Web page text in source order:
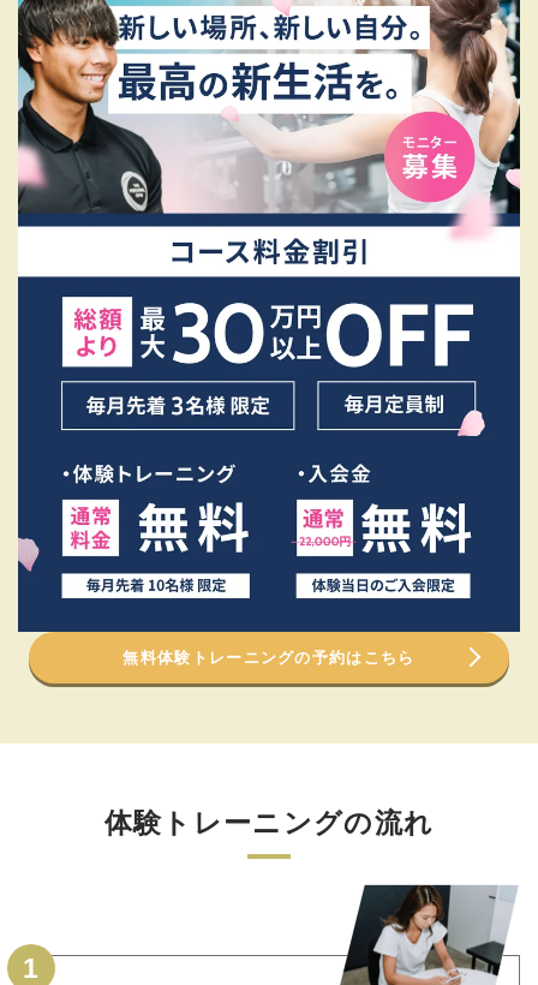
無料体験トレーニングの予約はこちら
体験トレーニングの流れ
1